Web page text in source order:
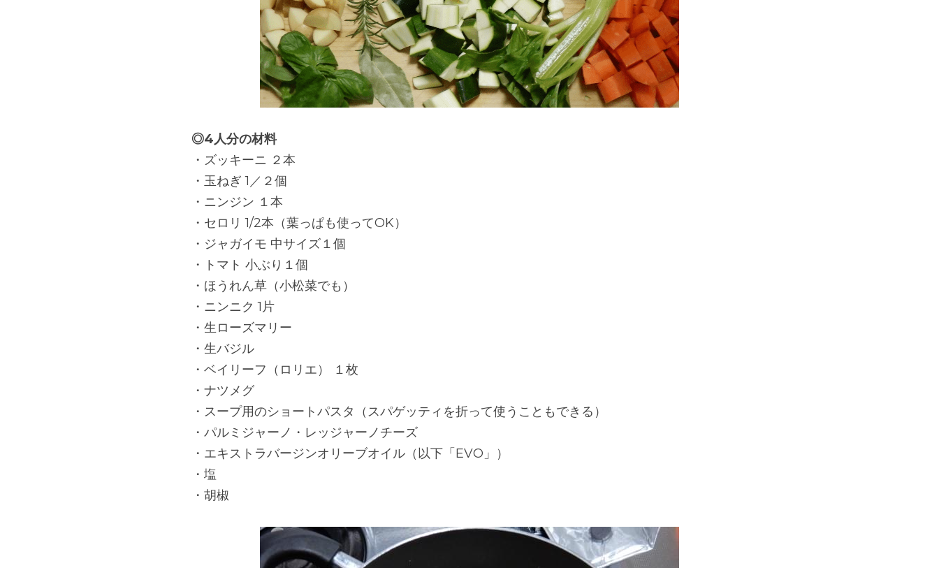
◎4人分の材料
・ズッキーニ ２本
・玉ねぎ 1／２個
・ニンジン １本
・セロリ 1/2本（葉っぱも使ってOK）
・ジャガイモ 中サイズ１個
・トマト 小ぶり１個
・ほうれん草（小松菜でも）
・ニンニク 1片
・生ローズマリー
・生バジル
・ベイリーフ（ロリエ） １枚
・ナツメグ
・スープ用のショートパスタ（スパゲッティを折って使うこともできる）
・パルミジャーノ・レッジャーノチーズ
・エキストラバージンオリーブオイル（以下「EVO」）
・塩
・胡椒